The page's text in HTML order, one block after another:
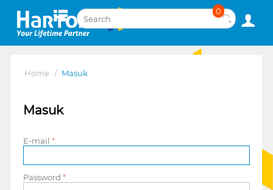
0
Home / Masuk
Masuk
E-mail
Password